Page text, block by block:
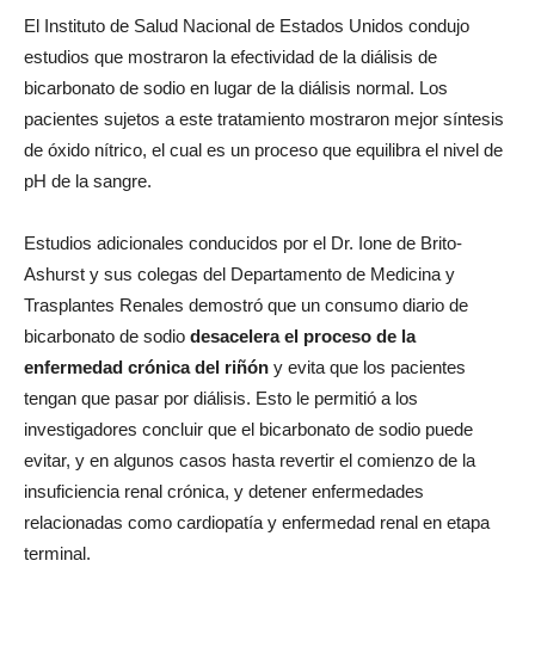
El Instituto de Salud Nacional de Estados Unidos condujo
estudios que mostraron la efectividad de la diálisis de
bicarbonato de sodio en lugar de la diálisis normal. Los
pacientes sujetos a este tratamiento mostraron mejor síntesis
de óxido nítrico, el cual es un proceso que equilibra el nivel de
pH de la sangre.
Estudios adicionales conducidos por el Dr. Ione de Brito-
Ashurst y sus colegas del Departamento de Medicina y
Trasplantes Renales demostró que un consumo diario de
bicarbonato de sodio desacelera el proceso de la
enfermedad crónica del riñón y evita que los pacientes
tengan que pasar por diálisis. Esto le permitió a los
investigadores concluir que el bicarbonato de sodio puede
evitar, y en algunos casos hasta revertir el comienzo de la
insuficiencia renal crónica, y detener enfermedades
relacionadas como cardiopatía y enfermedad renal en etapa
terminal.